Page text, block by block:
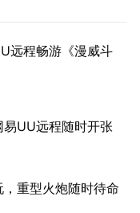
远程畅游《漫威斗
UU远程随时开张
，重型火炮随时待命